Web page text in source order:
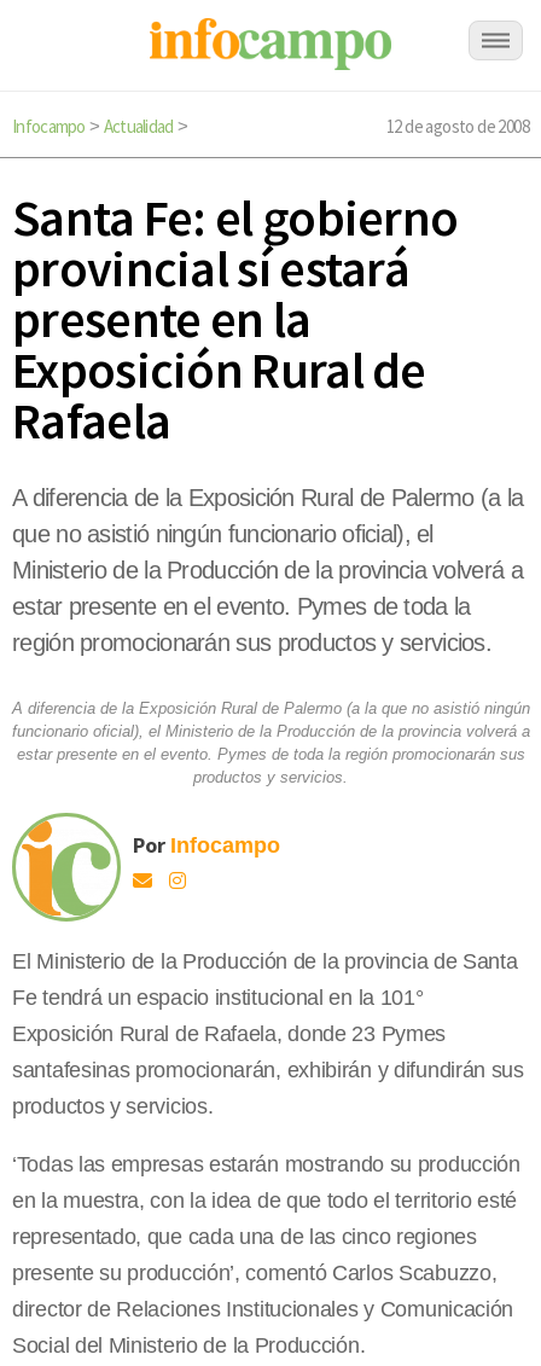
Infocampo > Actualidad > 12 de agosto de 2008
Santa Fe: el gobierno
provincial sí estará
presente en la
Exposición Rural de
Rafaela
A diferencia de la Exposición Rural de Palermo (a la
que no asistió ningún funcionario oficial), el
Ministerio de la Producción de la provincia volverá a
estar presente en el evento. Pymes de toda la
región promocionarán sus productos y servicios.
A diferencia de la Exposición Rural de Palermo (a la que no asistió ningún
funcionario oficial), el Ministerio de la Producción de la provincia volverá a
estar presente en el evento. Pymes de toda la región promocionarán sus
productos y servicios.
Por Infocampo
El Ministerio de la Producción de la provincia de Santa
Fe tendrá un espacio institucional en la 101°
Exposición Rural de Rafaela, donde 23 Pymes
santafesinas promocionarán, exhibirán y difundirán sus
productos y servicios.
‘Todas las empresas estarán mostrando su producción
en la muestra, con la idea de que todo el territorio esté
representado, que cada una de las cinco regiones
presente su producción’, comentó Carlos Scabuzzo,
director de Relaciones Institucionales y Comunicación
Social del Ministerio de la Producción.